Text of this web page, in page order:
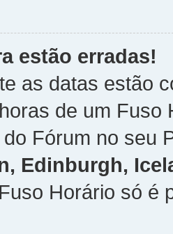
estão erradas!
as datas estão
de um Fuso
Fórum no seu
Edinburgh,
Horário só é